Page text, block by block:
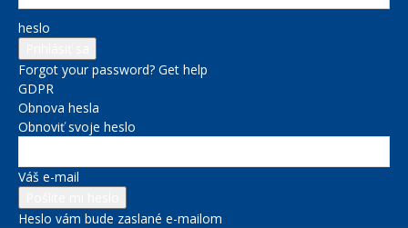
heslo
Forgot your password? Get help
GDPR
Obnova hesla
Obnoviť svoje heslo
Váš e-mail
Heslo vám bude zaslané e-mailom